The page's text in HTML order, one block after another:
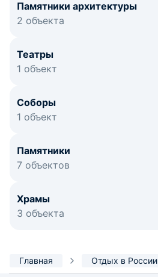
Памятники архитектуры
2 объекта
Театры
1 объект
Соборы
1 объект
Памятники
7 объектов
Храмы
3 объекта
Главная Отдых в России